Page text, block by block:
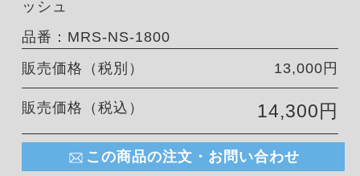
ッシュ
品番：MRS-NS-1800
販売価格（税別）
13,000円
販売価格（税込） 14,300円
この商品の注文・お問い合わせ